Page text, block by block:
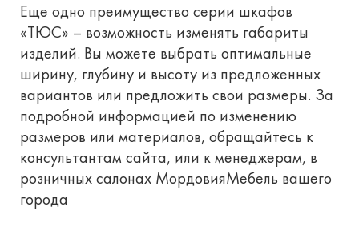
Еще одно преимущество серии шкафов
«ТЮС» – возможность изменять габариты
изделий. Вы можете выбрать оптимальные
ширину, глубину и высоту из предложенных
вариантов или предложить свои размеры. За
подробной информацией по изменению
размеров или материалов, обращайтесь к
консультантам сайта, или к менеджерам, в
розничных салонах МордовияМебель вашего
города